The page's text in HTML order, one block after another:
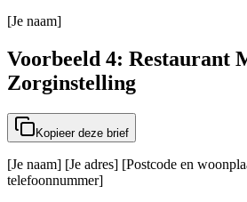
[Je naam]
Voorbeeld 4: Restaurant
Zorginstelling
Kopieer deze brief
[Je naam] [Je adres] [Postcode en
telefoonnummer]